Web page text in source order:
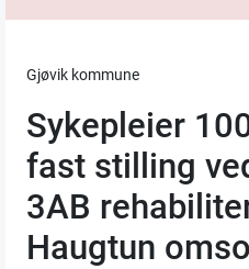
Gjøvik kommune
Sykepleier
fast stilling
3AB
Haugtun